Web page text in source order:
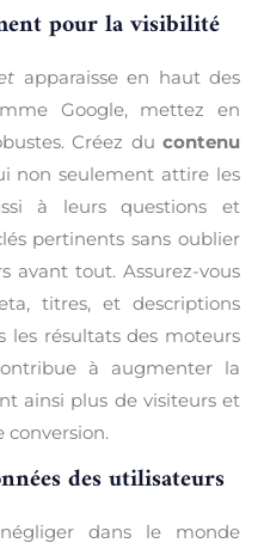
pour la visibilité
apparaisse en haut des
Google, mettez en
Créez du contenu
non seulement attire les
à leurs questions et
pertinents sans oublier
avant tout. Assurez-vous
titres, et descriptions
les résultats des moteurs
à augmenter la
ainsi plus de visiteurs et
conversion.
des utilisateurs
dans le monde